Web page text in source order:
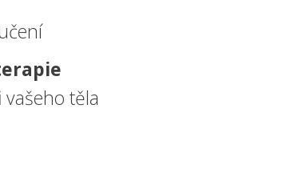
vašeho těla